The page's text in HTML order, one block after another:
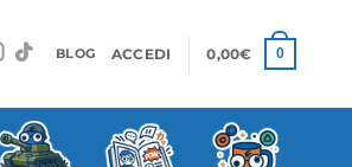
BLOG ACCEDI 0,00€ 0